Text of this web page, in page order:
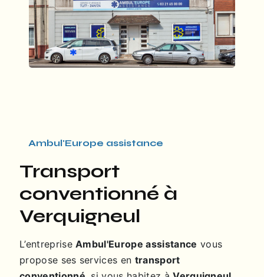
Ambul'Europe assistance
transport
conventionné à
Verquigneul
L’entrepriseAmbul'Europe assistance vous
propose ses services en transport